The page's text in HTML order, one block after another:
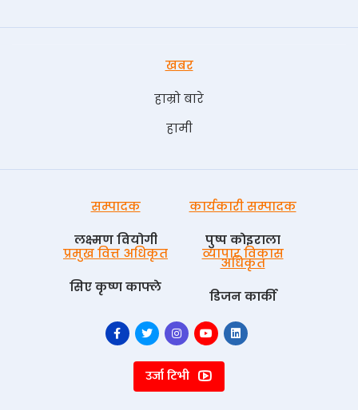
खबर
हाम्रो बारे
हामी
सम्पादक
लक्ष्मण वियोगी
कार्यकारी सम्पादक
पुष्प काेइराला
प्रमुख वित्त अधिकृत
सिए कृष्ण काफ्ले
व्यापार विकास
अधिकृत
डिजन कार्की
उर्जा टिभी